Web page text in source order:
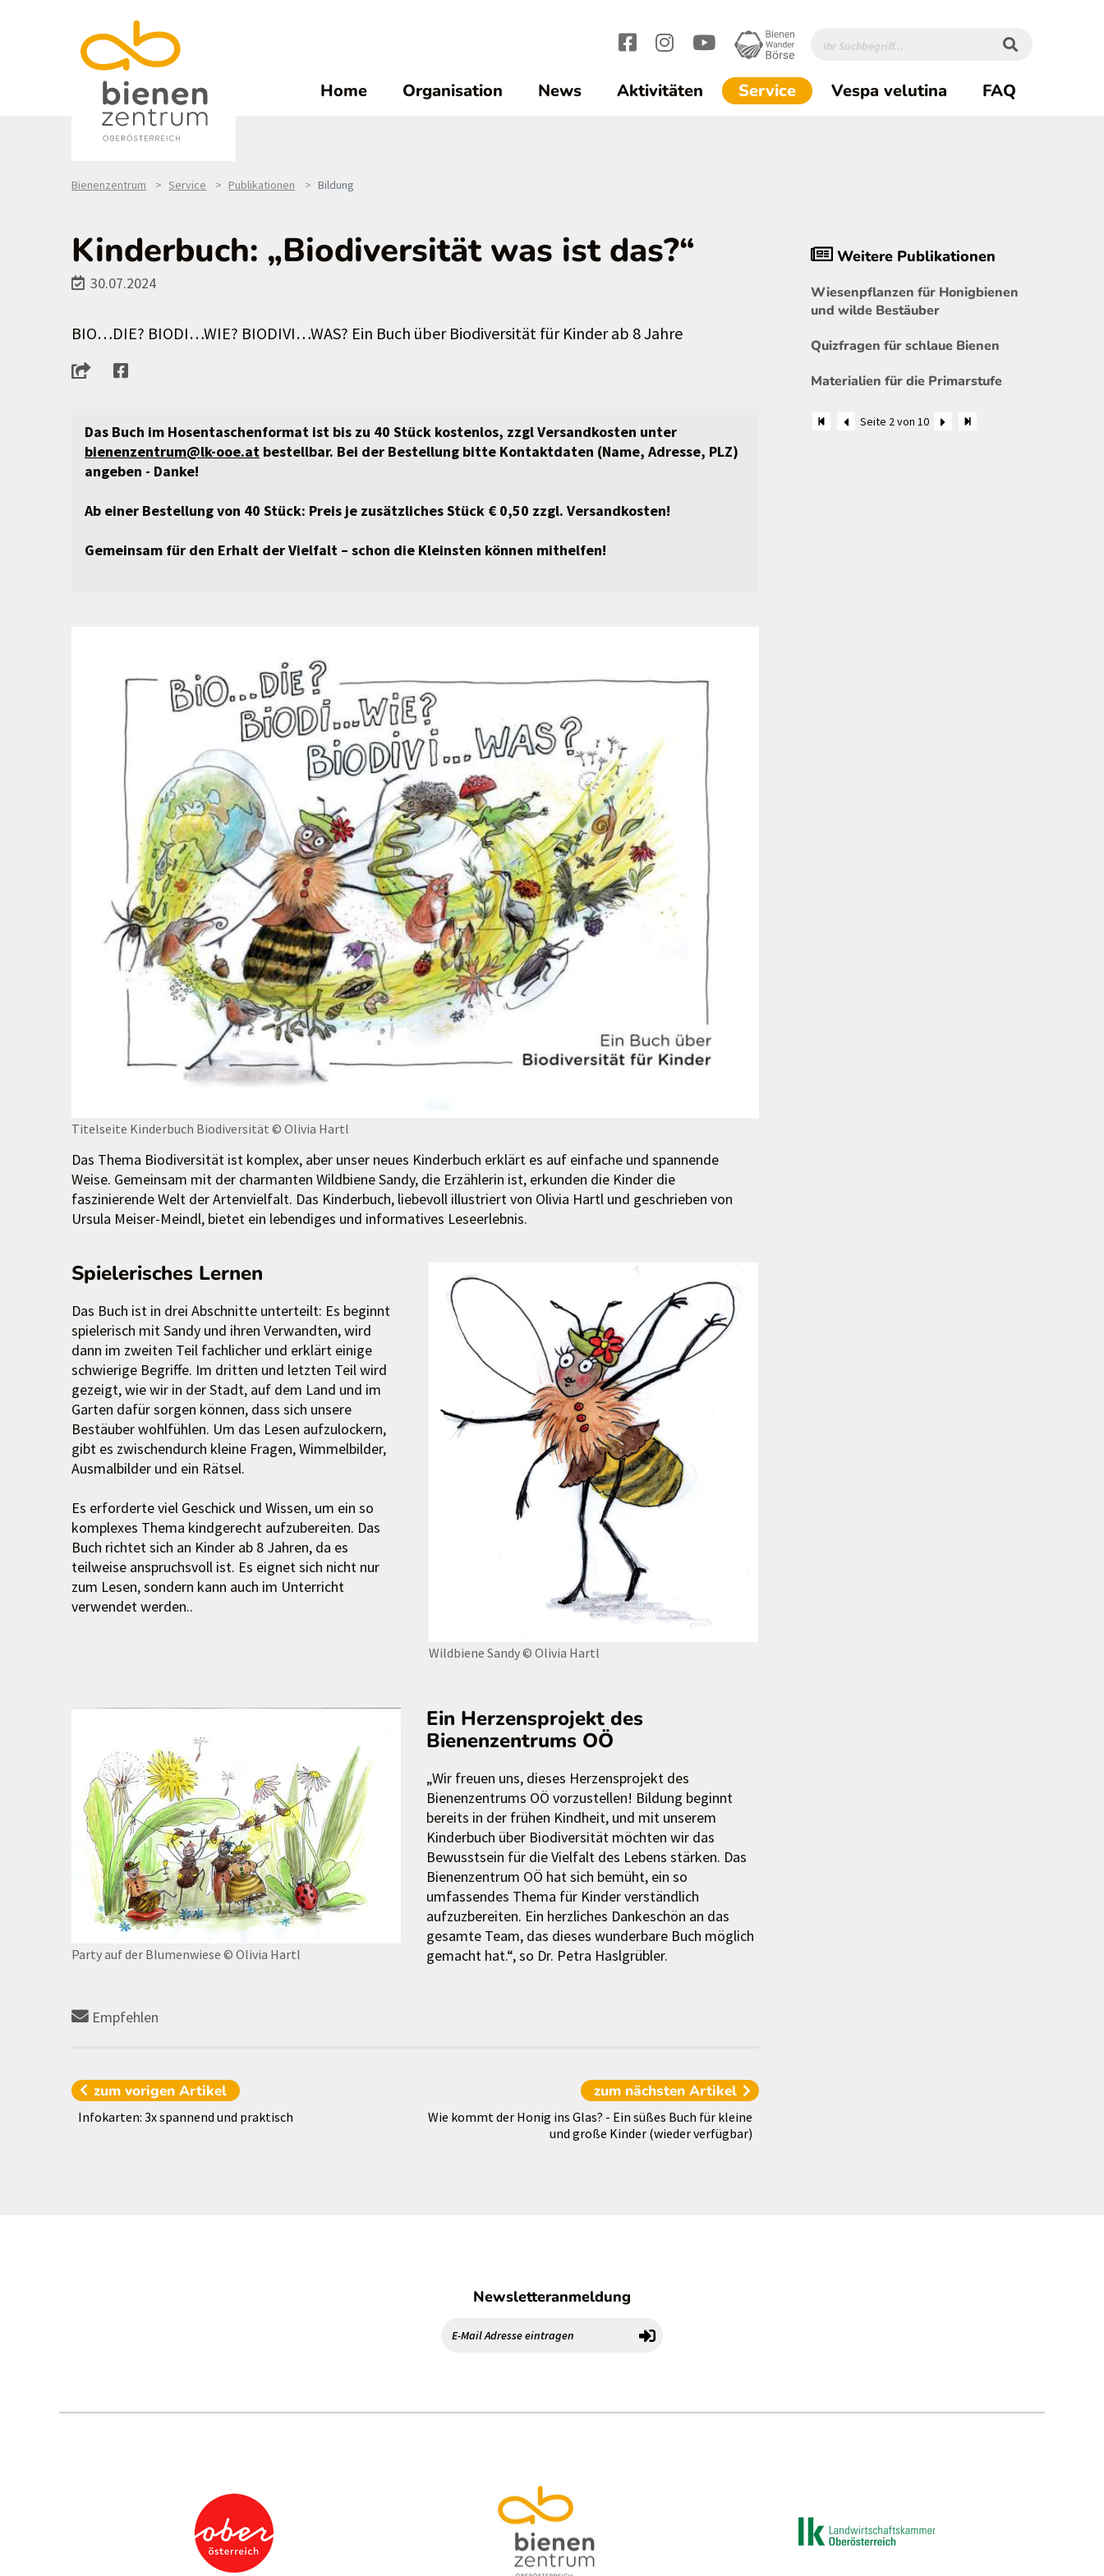
Home Organisation News Aktivitäten Service(current)1
Vespa velutina FAQ
Bienenzentrum Service Publikationen Bildung
Kinderbuch: „Biodiversität was ist das?“
30.07.2024
BIO…DIE? BIODI…WIE? BIODIVI…WAS? Ein Buch über Biodiversität für Kinder ab 8 Jahre
Das Buch im Hosentaschenformat ist bis zu 40 Stück kostenlos, zzgl Versandkosten unter
bienenzentrum@lk-ooe.at bestellbar. Bei der Bestellung bitte Kontaktdaten (Name, Adresse, PLZ)
angeben - Danke!
Ab einer Bestellung von 40 Stück: Preis je zusätzliches Stück € 0,50 zzgl. Versandkosten!
Gemeinsam für den Erhalt der Vielfalt – schon die Kleinsten können mithelfen!
Titelseite Kinderbuch Biodiversität © Olivia Hartl
Das Thema Biodiversität ist komplex, aber unser neues Kinderbuch erklärt es auf einfache und spannende
Weise. Gemeinsam mit der charmanten Wildbiene Sandy, die Erzählerin ist, erkunden die Kinder die
faszinierende Welt der Artenvielfalt. Das Kinderbuch, liebevoll illustriert von Olivia Hartl und geschrieben von
Ursula Meiser-Meindl, bietet ein lebendiges und informatives Leseerlebnis.
Wildbiene Sandy© Olivia Hartl
Spielerisches Lernen
Das Buch ist in drei Abschnitte unterteilt: Es beginnt
spielerisch mit Sandy und ihren Verwandten, wird
dann im zweiten Teil fachlicher und erklärt einige
schwierige Begriffe. Im dritten und letzten Teil wird
gezeigt, wie wir in der Stadt, auf dem Land und im
Garten dafür sorgen können, dass sich unsere
Bestäuber wohlfühlen. Um das Lesen aufzulockern,
gibt es zwischendurch kleine Fragen, Wimmelbilder,
Ausmalbilder und ein Rätsel.
Es erforderte viel Geschick und Wissen, um ein so
komplexes Thema kindgerecht aufzubereiten. Das
Buch richtet sich an Kinder ab 8 Jahren, da es
teilweise anspruchsvoll ist. Es eignet sich nicht nur
zum Lesen, sondern kann auch im Unterricht
verwendet werden..
Party auf der Blumenwiese © Olivia Hartl
Ein Herzensprojekt des
Bienenzentrums OÖ
„Wir freuen uns, dieses Herzensprojekt des
Bienenzentrums OÖ vorzustellen! Bildung beginnt
bereits in der frühen Kindheit, und mit unserem
Kinderbuch über Biodiversität möchten wir das
Bewusstsein für die Vielfalt des Lebens stärken. Das
Bienenzentrum OÖ hat sich bemüht, ein so
umfassendes Thema für Kinder verständlich
aufzuzbereiten. Ein herzliches Dankeschön an das
gesamte Team, das dieses wunderbare Buch möglich
gemacht hat.“, so Dr. Petra Haslgrübler.
Empfehlen
zum vorigenArtikel
Infokarten: 3x spannend und praktisch
zum nächsten Artikel
Wie kommt der Honig ins Glas? - Ein süßes Buch für kleine
und große Kinder (wieder verfügbar)
Weitere Publikationen
Wiesenpflanzen für Honigbienen
und wilde Bestäuber
Quizfragen für schlaue Bienen
Materialien für die Primarstufe
Seite 2 von 10
Newsletteranmeldung